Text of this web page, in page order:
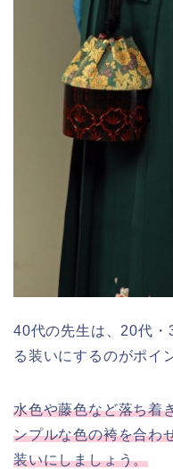
40代の先生は、20代・
る装いにするのがポイ
水色や藤色など落ち着
ンプルな色の袴を合わ
装いにしましょう。